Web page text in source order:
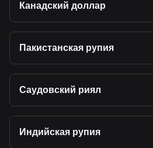
Канадский доллар
Пакистанская рупия
Саудовский риял
Индийская рупия